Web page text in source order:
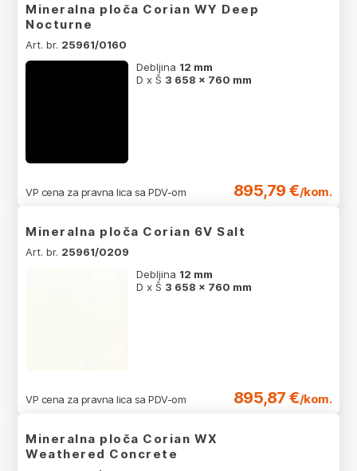
Mineralna ploča Corian WY Deep
Nocturne
Art. br. 25961/0160
Debljina 12 mm
D x Š 3 658 x 760 mm
VP cena za pravna lica sa PDV-om 895,79 €/kom.
Mineralna ploča Corian 6V Salt
Art. br. 25961/0209
Debljina 12 mm
D x Š 3 658 x 760 mm
VP cena za pravna lica sa PDV-om 895,87 €/kom.
Mineralna ploča Corian WX
Weathered Concrete